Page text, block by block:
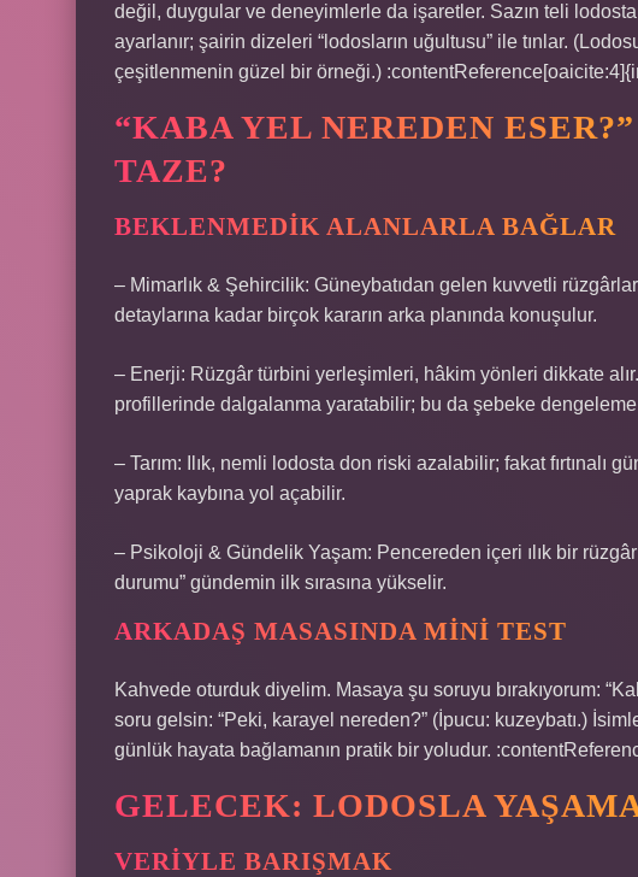
değil, duygular ve deneyimlerle da işaretler. Sazın teli lodosta
ayarlanır; şairin dizeleri “lodosların uğultusu” ile tınlar.
çeşitlenmenin güzel bir örneği.)
“KABA YEL NEREDEN
TAZE?
BEKLENMEDIK ALANLARLA BAĞLAR
– Mimarlık & Şehircilik: Güneybatıdan gelen kuvvetli rüzgârlar,
detaylarına kadar birçok kararın arka planında konuşulur.
– Enerji: Rüzgâr türbini yerleşimleri, hâkim yönleri dikkate
profillerinde dalgalanma yaratabilir; bu da şebeke
– Tarım: Ilık, nemli lodosta don riski azalabilir; fakat fırtınalı
yaprak kaybına yol açabilir.
– Psikoloji & Gündelik Yaşam: Pencereden içeri ılık bir
durumu” gündemin ilk sırasına yükselir.
ARKADAŞ MASASINDA MINI TEST
Kahvede oturduk diyelim. Masaya şu soruyu bırakıyorum:
soru gelsin: “Peki, karayel nereden?” (İpucu: kuzeybatı.)
günlük hayata bağlamanın pratik bir yoludur.
GELECEK: LODOSLA
VERIYLE BARIŞMAK